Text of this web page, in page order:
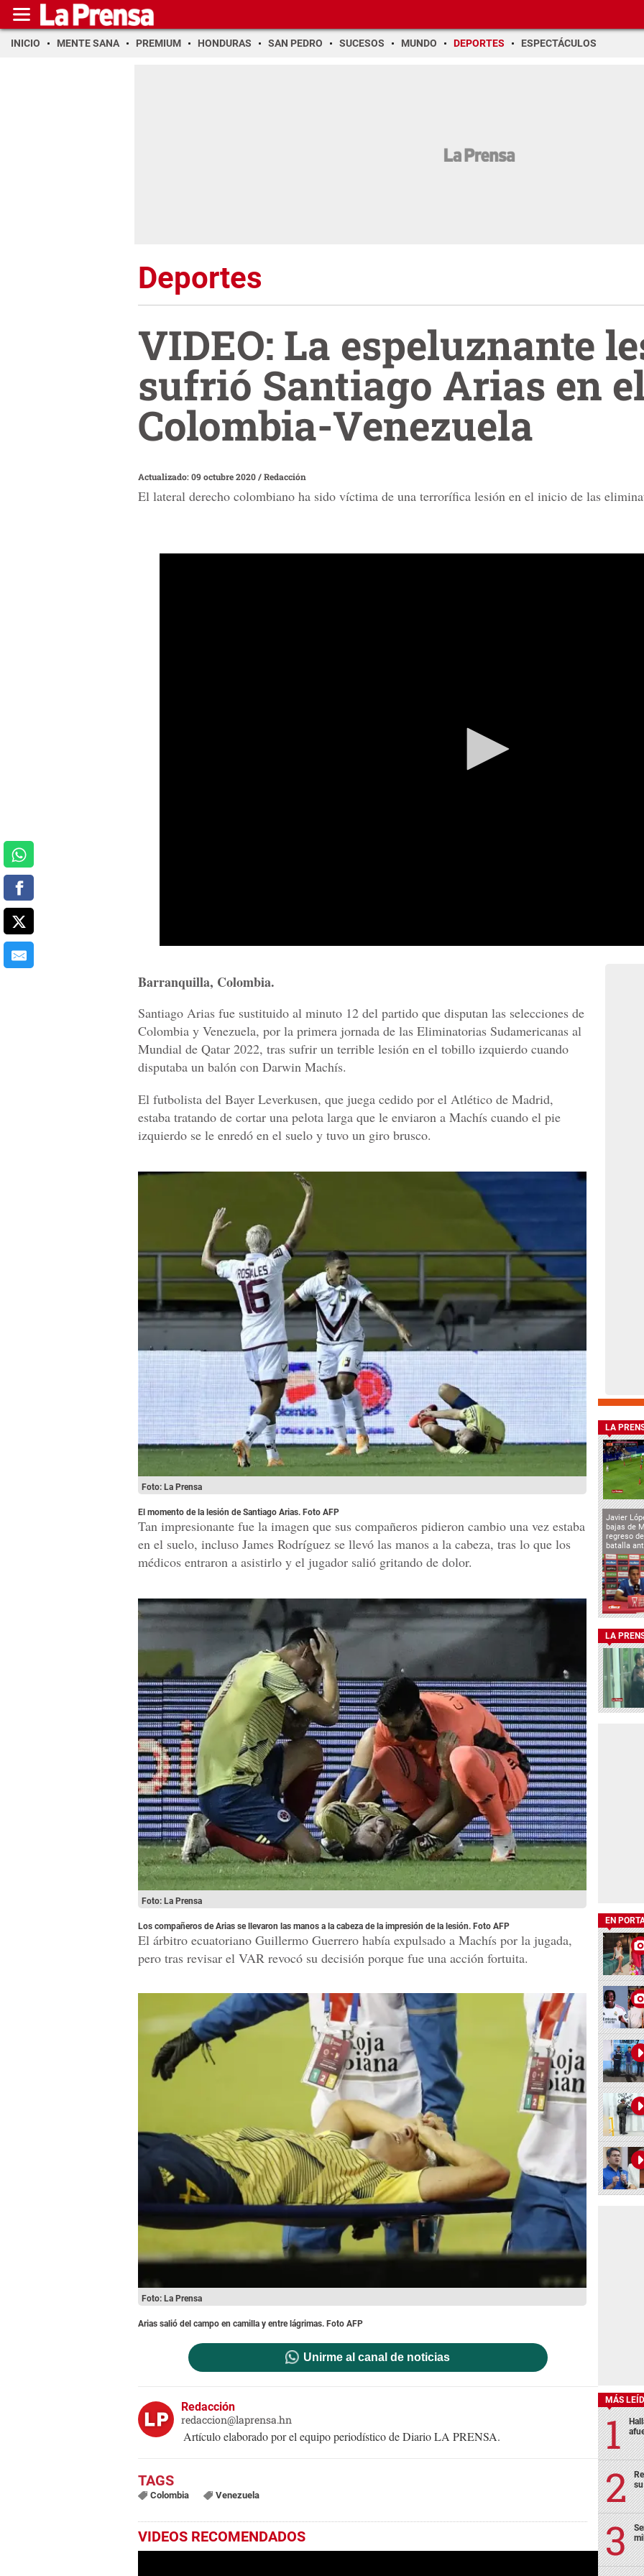
INICIO MENTE SANA PREMIUM HONDURAS SAN PEDRO SUCESOS MUNDO DEPORTES ESPECTÁCULOS
Deportes
VIDEO: La espeluznante
sufrió Santiago Arias en
Colombia-Venezuela
Actualizado: 09 octubre 2020/Redacción
El lateral derecho colombiano ha sido víctima de una terrorífica lesión en el inicio de las
Barranquilla, Colombia.
Santiago Arias fue sustituido al minuto 12 del partido que disputan las selecciones de
Colombia y Venezuela, por la primera jornada de las Eliminatorias Sudamericanas al
Mundial de Qatar 2022, tras sufrir un terrible lesión en el tobillo izquierdo cuando
disputaba un balón con Darwin Machís.
El futbolista del Bayer Leverkusen, que juega cedido por el Atlético de Madrid,
estaba tratando de cortar una pelota larga que le enviaron a Machís cuando el pie
izquierdo se le enredó en el suelo y tuvo un giro brusco.
Foto: La Prensa
El momento de la lesión de Santiago Arias. Foto AFP
Tan impresionante fue la imagen que sus compañeros pidieron cambio una vez estaba
en el suelo, incluso James Rodríguez se llevó las manos a la cabeza, tras lo que los
médicos entraron a asistirlo y el jugador salió gritando de dolor.
Foto: La Prensa
Los compañeros de Arias se llevaron las manos a la cabeza de la impresión de la lesión. Foto AFP
El árbitro ecuatoriano Guillermo Guerrero había expulsado a Machís por la jugada,
pero tras revisar el VAR revocó su decisión porque fue una acción fortuita.
Foto: La Prensa
Arias salió del campo en camilla y entre lágrimas. Foto AFP
Unirme al canal de noticias
Redacción
redaccion@laprensa.hn
Artículo elaborado por el equipo periodístico de Diario LA PRENSA.
Colombia Venezuela
VIDEOS RECOMENDADOS
LA
Javier
bajas de
regreso
batalla
LA
EN
MÁS